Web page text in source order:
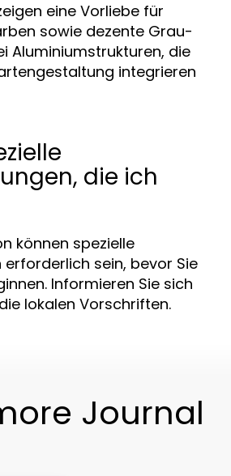
eine Vorliebe für
sowie dezente Grau-
Aluminiumstrukturen, die
integrieren
die ich
können spezielle
sein, bevor Sie
Informieren Sie sich
lokalen Vorschriften.
Journal